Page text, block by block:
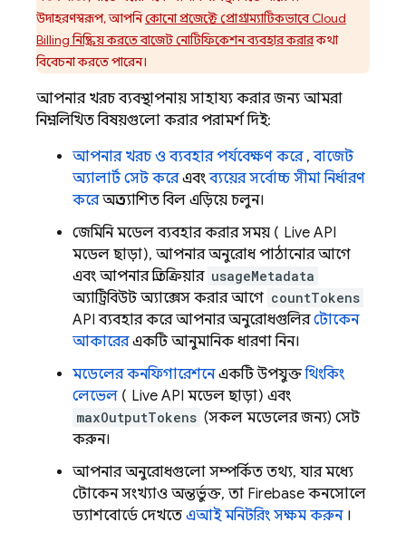
উদাহরণস্বরূপ, আপনিকোনো প্রজেক্টে প্রোগ্রাম্যাটিকভাবেCloud
Billingনিষ্ক্রিয় করতে বাজেট নোটিফিকেশন ব্যবহার করারকথা
বিবেচনা করতে পারেন।
আপনার খরচ ব্যবস্থাপনায় সাহায্য করার জন্য আমরা
নিম্নলিখিত বিষয়গুলো করার পরামর্শ দিই:
আপনার খরচ ও ব্যবহার পর্যবেক্ষণ করে,বাজেট
অ্যালার্ট সেট করেএবংব্যয়ের সর্বোচ্চ সীমা নির্ধারণ
করেঅপ্রত্যাশিত বিল এড়িয়ে চলুন।
জেমিনিমডেল ব্যবহার করার সময় ( Live API
মডেল ছাড়া), আপনার অনুরোধ পাঠানোর আগে
এবং আপনার প্রতিক্রিয়ার usageMetadata
অ্যাট্রিবিউট অ্যাক্সেস করার আগে countTokens
API ব্যবহার করে আপনার অনুরোধগুলিরটোকেন
আকারেরএকটি আনুমানিক ধারণা নিন।
মডেলের কনফিগারেশনেএকটি উপযুক্তথিংকিং
লেভেল ( Live API মডেল ছাড়া) এবং
maxOutputTokens (সকল মডেলের জন্য) সেট
করুন।
আপনার অনুরোধগুলো সম্পর্কিত তথ্য, যার মধ্যে
টোকেন সংখ্যাও অন্তর্ভুক্ত, তা Firebase কনসোলে
ড্যাশবোর্ডে দেখতে এআই মনিটরিং সক্ষম করুন।